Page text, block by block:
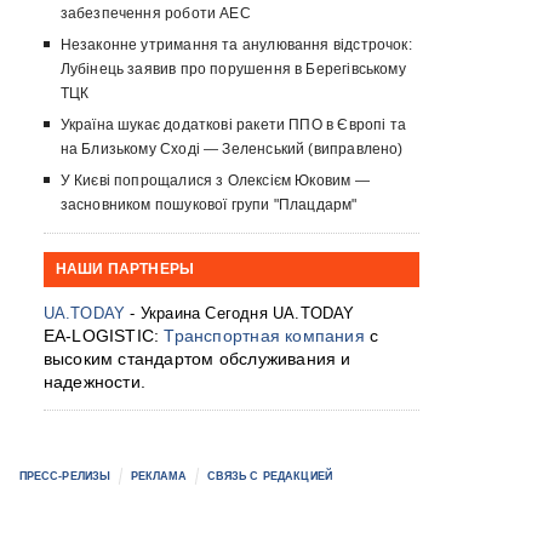
забезпечення роботи АЕС
Незаконне утримання та анулювання відстрочок:
Лубінець заявив про порушення в Берегівському
ТЦК
Україна шукає додаткові ракети ППО в Європі та
на Близькому Сході — Зеленський (виправлено)
У Києві попрощалися з Олексієм Юковим —
засновником пошукової групи "Плацдарм"
НАШИ ПАРТНЕРЫ
UA.TODAY - Украина Сегодня UA.TODAY
EA-LOGISTIC:Транспортная компания с
высоким стандартом обслуживания и
надежности.
ПРЕСС-РЕЛИЗЫ РЕКЛАМА СВЯЗЬ С РЕДАКЦИЕЙ